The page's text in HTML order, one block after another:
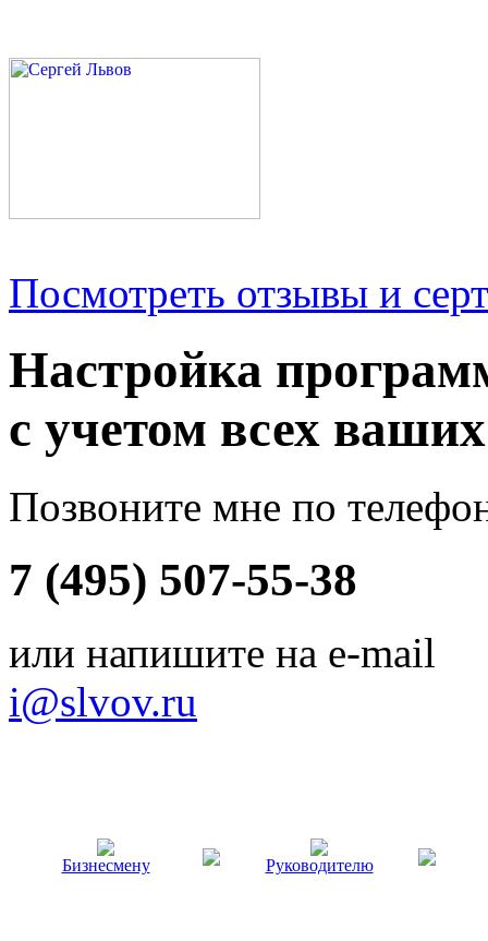
Посмотреть отзывы и
Настройка
с учетом всех
Позвоните мне по
7 (495) 507-55-38
или напишите на e-mail
i@slvov.ru
Бизнесмену Руководителю